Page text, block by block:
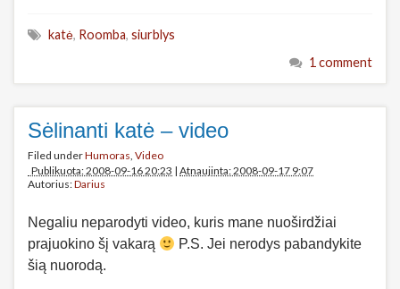
katė, Roomba, siurblys
1 comment
Sėlinanti katė – video
Filed underHumoras, Video
Publikuota: 2008-09-16 20:23 | Atnaujinta: 2008-09-17 9:07
Autorius:Darius
Negaliu neparodyti video, kuris mane nuoširdžiai
prajuokino šį vakarą
P.S. Jei nerodys pabandykite
šią nuorodą.